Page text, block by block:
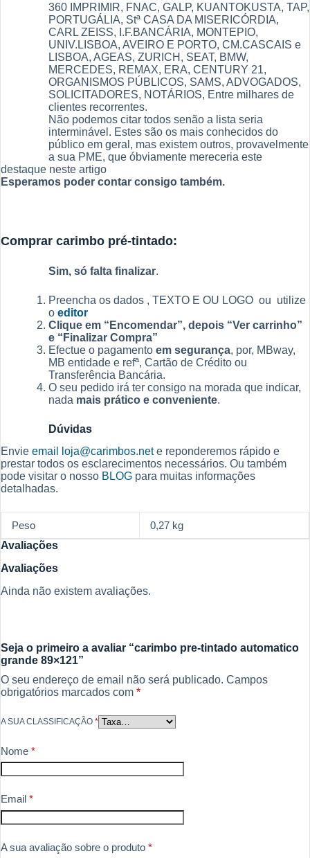
360 IMPRIMIR, FNAC, GALP, KUANTOKUSTA, TAP,
PORTUGÁLIA, Stª CASA DA MISERICÓRDIA,
CARL ZEISS, I.F.BANCÁRIA, MONTEPIO,
UNIV.LISBOA, AVEIRO E PORTO, CM.CASCAIS e
LISBOA, AGEAS, ZURICH, SEAT, BMW,
MERCEDES, REMAX, ERA, CENTURY 21,
ORGANISMOS PÚBLICOS, SAMS, ADVOGADOS,
SOLICITADORES, NOTÁRIOS, Entre milhares de
clientes recorrentes.
Não podemos citar todos senão a lista seria
interminável. Estes são os mais conhecidos do
público em geral, mas existem outros, provavelmente
a sua PME, que óbviamente mereceria este
destaque neste artigo
Esperamos poder contar consigo também.
Comprar carimbo pré-tintado:
Sim, só falta finalizar.
Preencha os dados , TEXTO E OU LOGO ou utilize
o editor
Clique em “Encomendar”, depois “Ver carrinho”
e “Finalizar Compra”
Efectue o pagamento em segurança, por, MBway,
MB entidade e refª, Cartão de Crédito ou
Transferência Bancária.
O seu pedido irá ter consigo na morada que indicar,
nada mais prático e conveniente.
Dúvidas
Envie email loja@carimbos.nete reponderemos rápido e
prestar todos os esclarecimentos necessários. Ou também
pode visitar o nosso BLOG para muitas informações
detalhadas.
Peso
0,27 kg
Avaliações
Avaliações
Ainda não existem avaliações.
Seja o primeiro a avaliar “carimbo pre-tintado automatico
grande 89×121”
O seu endereço de email não será publicado. Campos
obrigatórios marcados com *
A SUA CLASSIFICAÇÃO *
Nome *
Email *
A sua avaliação sobre o produto *